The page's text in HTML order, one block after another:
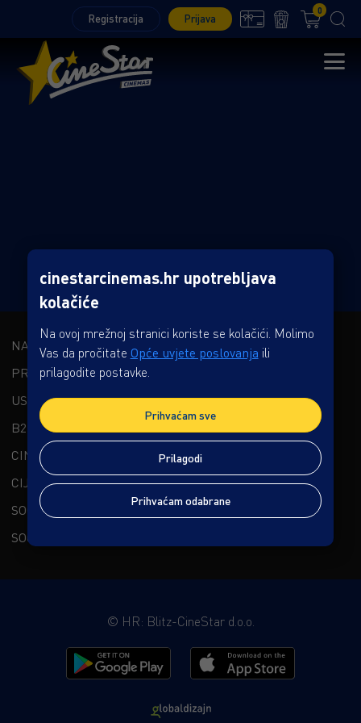
Registracija Prijava
0
NAŠA KOMPANIJA
PREMIUM DOŽIVLJAJ
USLUGE
B2B
CINESTAR CHANNELS
CIJENE I OSTALO
SOCIAL CINESTAR
SOCIAL KAPTOL BOUTIQUE CINEMA
© HR: Blitz-CineStar d.o.o.
cinestarcinemas.hr upotrebljava
kolačiće
Na ovoj mrežnoj stranici koriste se kolačići. Molimo
Vas da pročitate Opće uvjete poslovanja ili
prilagodite postavke.
Prihvaćam odabrane
Prilagodi
Prihvaćam sve